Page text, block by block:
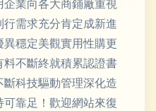
業向各大商鋪廠重視
需求充分肯定成新進
穩定美觀實用性購更
不斷終就積累認證書
科技驅動管理深化造
靠足！歡迎網站來復